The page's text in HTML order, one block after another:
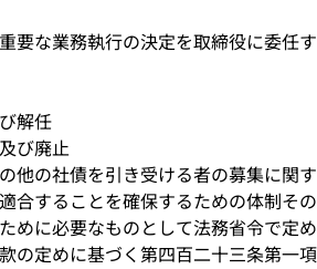
要な業務執行の決定を取締役に委任す
解任
び廃止
他の社債を引き受ける者の募集に関
合することを確保するための体制そ
めに必要なものとして法務省令で定
の定めに基づく第四百二十三条第一